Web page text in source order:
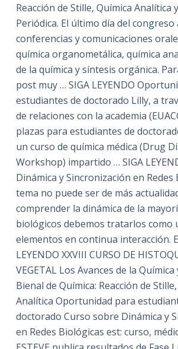
Reacción de Stille, Química Analítica
Periódica. El último día del congreso
conferencias y comunicaciones
química organometálica, química
de la química y síntesis orgánica.
post muy … SIGA LEYENDO
estudiantes de doctorado Lilly, a
de relaciones con la academia
plazas para estudiantes de
un curso de química médica (Drug
Workshop) impartido … SIGA
Dinámica y Sincronización en Redes
tema no puede ser de más
comprender la dinámica de la
biológicos debemos tratarlos como
elementos en continua interacción.
LEYENDO XXVIII CURSO DE
VEGETAL Los Avances de la
Bienal de Química: Reacción de
Analítica Oportunidad para
doctorado Curso sobre Dinámica y
en Redes Biológicas est: curso,